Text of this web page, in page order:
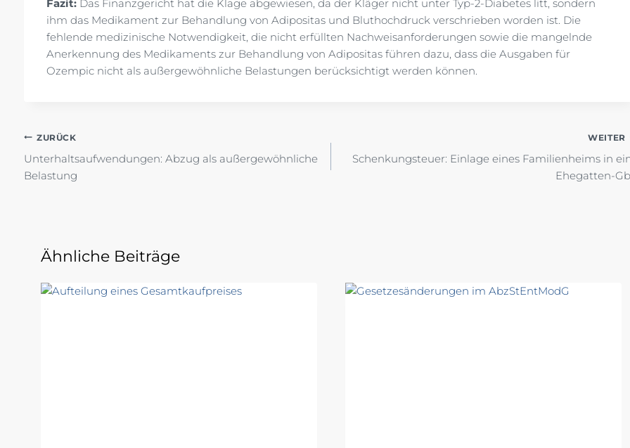
Fazit: Das Finanzgericht hat die Klage abgewiesen, da der Kläger nicht unter Typ-2-Diabetes litt, sondern
ihm das Medikament zur Behandlung von Adipositas und Bluthochdruck verschrieben worden ist. Die
fehlende medizinische Notwendigkeit, die nicht erfüllten Nachweisanforderungen sowie die mangelnde
Anerkennung des Medikaments zur Behandlung von Adipositas führen dazu, dass die Ausgaben für
Ozempic nicht als außergewöhnliche Belastungen berücksichtigt werden können.
Beitragsnavigation
ZURÜCK
Unterhaltsaufwendungen: Abzug als außergewöhnliche
Belastung
WEITER
Schenkungsteuer: Einlage eines Familienheims in
Ehegatten-
Ähnliche Beiträge